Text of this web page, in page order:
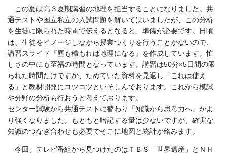
この夏は高３夏期講習の地理を担当することになりました。共
通テストや国立私立の入試問題を解いてはいましたが、この分析
を生徒に限られた時間で伝えるとなると、準備が必要です。日頃
は、生徒をイメージしながら授業つくりを行うことがないので、
講習スライド『塵も積もれば地理になる』を作成しています。忙
しさの中にも至福の時間となっています。講習は50分×5日間の限
られた時間だけですが、ためていた資料を見返し「これは使え
る」と教材開発にコツコツといそしんでおります。これから模試
や分野の分析も行おうと考えております。
センター試験から共通テストに替わり「知識から思考力へ」がよ
り強くなりました。もともと暗記する量は少ないですが、確実な
知識のつなぎ合わせも必要でそこに地図と統計が絡みます。
今回、テレビ番組から見つけたのはＴＢＳ「世界遺産」とＮＨ